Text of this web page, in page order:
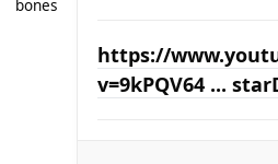
bones
https://
v=9kPQV64 ...